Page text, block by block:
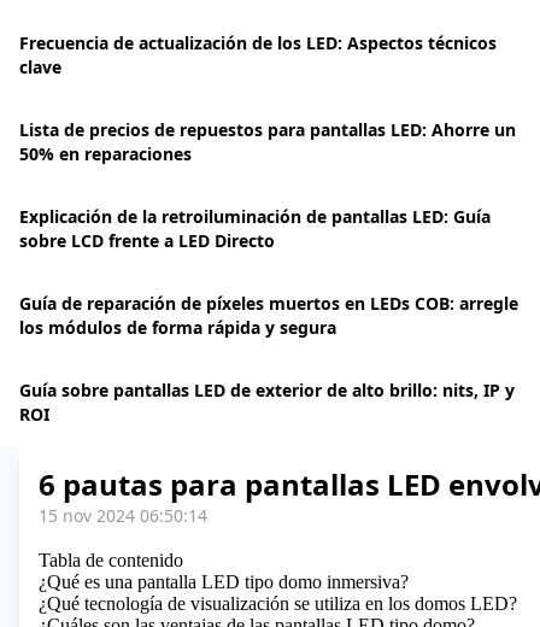
Frecuencia de actualización de los LED: Aspectos técnicos
clave
Lista de precios de repuestos para pantallas LED: Ahorre un
50% en reparaciones
Explicación de la retroiluminación de pantallas LED: Guía
sobre LCD frente a LED Directo
Guía de reparación de píxeles muertos en LEDs COB: arregle
los módulos de forma rápida y segura
Guía sobre pantallas LED de exterior de alto brillo: nits, IP y
ROI
6 pautas para pantallas LED
15 nov 2024 06:50:14
Tabla de contenido
¿Qué es una pantalla LED tipo domo inmersiva?
¿Qué tecnología de visualización se utiliza en los domos LED?